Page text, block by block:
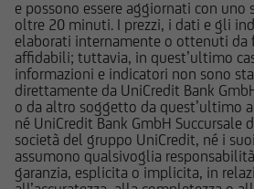
e possono essere aggiornati con uno
oltre 20 minuti. I prezzi, i dati e gli
elaborati internamente o ottenuti
affidabili; tuttavia, in quest’ultimo
informazioni e indicatori non sono
direttamente da UniCredit Bank
o da altro soggetto da quest’ultimo
né UniCredit Bank GmbH Succursale
società del gruppo UniCredit, né i
assumono qualsivoglia
garanzia, esplicita o implicita, in
situazione finanziaria e di
circostanza rilevante.
Prima di effettuare qualsiasi
strumento oggetto di
corso, l'utente dovrà leggere
prospetto informativo di
disponibile, insieme ai